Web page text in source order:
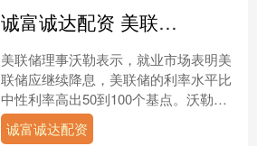
诚富诚达配资 美联储理事沃勒：就业市场表明美联储应继续降息
美联储理事沃勒表示，就业市场表明美
联储应继续降息，美联储的利率水平比
中性利率高出50到100个基点。沃勒不
认为通胀会再度加速上行。....
诚富诚达配资